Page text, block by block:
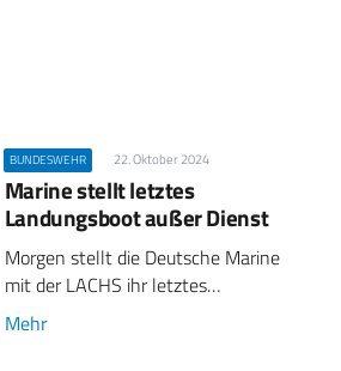
BUNDESWEHR 22. Oktober 2024
Marine stellt letztes
Landungsboot außer Dienst
Morgen stellt die Deutsche Marine
mit der LACHS ihr letztes…
Mehr